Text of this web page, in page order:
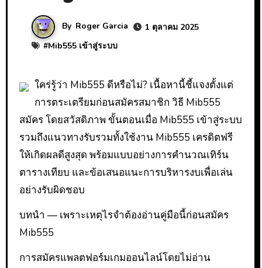
By Roger Garcia
1 ตุลาคม 2025
#Mib555 เข้าสู่ระบบ
ใคร่รู้ว่า Mib555 ดีหรือไม่? เนื้อหานี้ชี้แจงตั้งแต่
การตระเตรียมก่อนสมัครสมาชิก วิธี Mib555
สมัคร โดยสวัสดิภาพ ขั้นตอนเมื่อ Mib555 เข้าสู่ระบบ
รวมถึงแนวทางรับรวมทั้งใช้งาน Mib555 เครดิตฟรี
ให้เกิดผลดีสูงสุด พร้อมแบบอย่างการคำนวณเทิร์น
ตารางเทียบ และข้อเสนอแนะการบริหารงบเพื่อเล่น
อย่างรับผิดชอบ
บทนำ — เพราะเหตุไรจำต้องอ่านคู่มือนี้ก่อนสมัคร
Mib555
การสมัครแพลตฟอร์มเกมออนไลน์โดยไม่อ่าน